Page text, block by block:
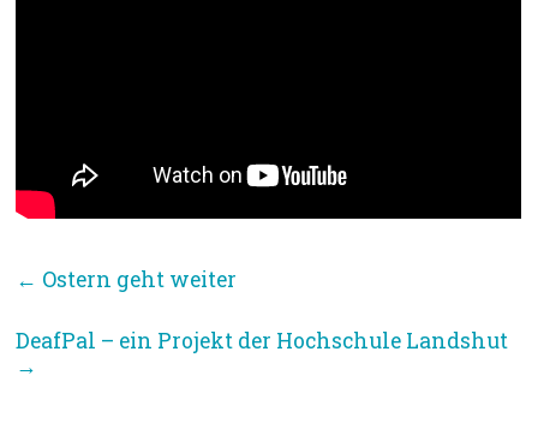
← Ostern geht weiter
DeafPal – ein Projekt der Hochschule Landshut
→